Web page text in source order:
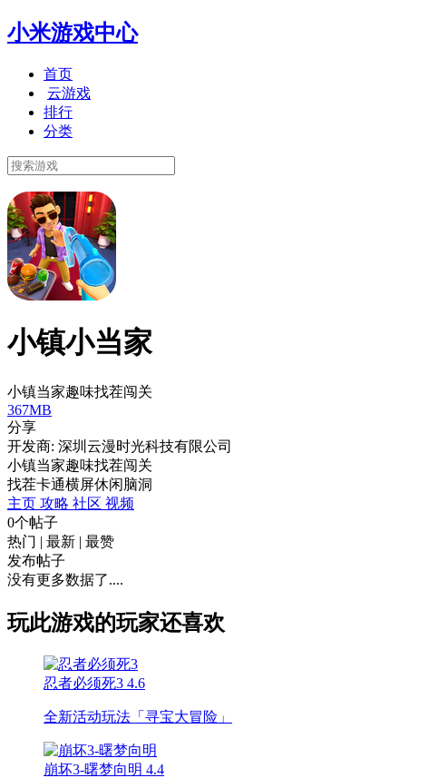
小米游戏中心
首页
云游戏
排行
分类
小镇小当家
小镇当家趣味找茬闯关
367MB
分享
开发商: 深圳云漫时光科技有限公司
小镇当家趣味找茬闯关
找茬卡通横屏休闲脑洞
主页 攻略 社区 视频
0个帖子
热门 | 最新 | 最赞
发布帖子
没有更多数据了....
玩此游戏的玩家还喜欢
忍者必须死3 4.6
全新活动玩法「寻宝大冒险」
崩坏3-曙梦向明 4.4